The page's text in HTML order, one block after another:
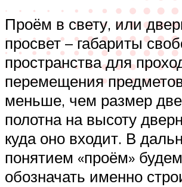
Проём в свету, или
просвет – габариты
пространства для
перемещения
меньше, чем размер
полотна на высоту
куда оно входит. В
понятием «проём» будем
обозначать именно